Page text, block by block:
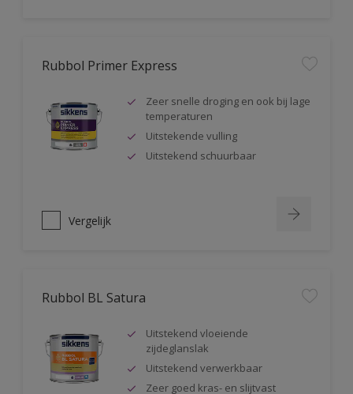
Rubbol Primer Express
Zeer snelle droging en ook bij lage
temperaturen
Uitstekende vulling
Uitstekend schuurbaar
Vergelijk
Rubbol BL Satura
Uitstekend vloeiende
zijdeglanslak
Uitstekend verwerkbaar
Zeer goed kras- en slijtvast